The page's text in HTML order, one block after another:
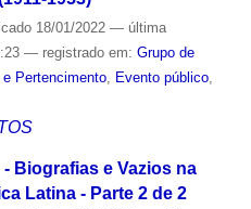
18/01/2022 — última
— registrado em: Grupo de
Pertencimento, Evento público,
Biografias e Vazios na
Latina - Parte 2 de 2